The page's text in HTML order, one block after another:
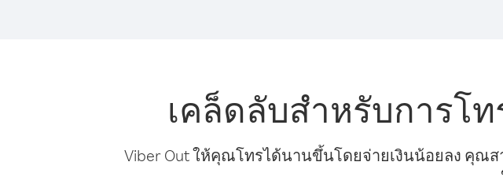
เคล็ดลับสำหรับการโ
Viber Out ให้คุณโทรได้นานขึ้นโดยจ่ายเงินน้อยลง คุณ